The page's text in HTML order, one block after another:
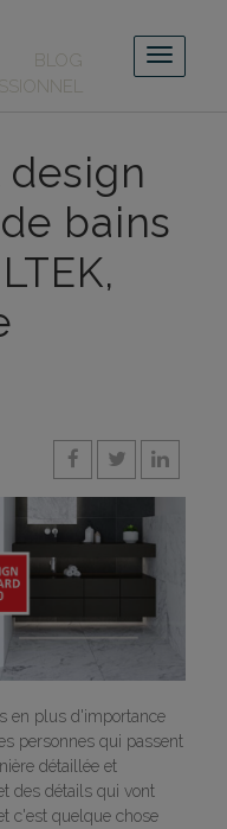
BLOG
bains
en plus d'importance
personnes qui passent
détaillée et
des détails qui vont
c'est quelque chose